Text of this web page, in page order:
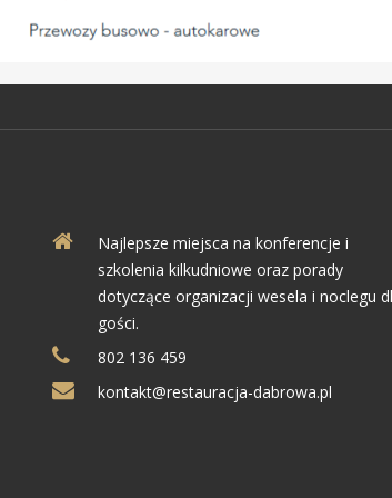
Najlepsze miejsca na konferencje i
szkolenia kilkudniowe oraz porady
dotyczące organizacji wesela i noclegu
gości.
802 136 459
kontakt@restauracja-dabrowa.pl